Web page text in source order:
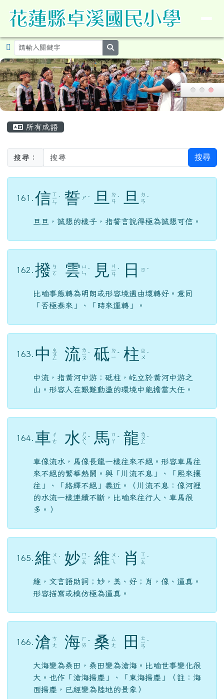
花蓮縣卓溪鄉卓溪國民小學暨附設
導覽列
所有成語
搜尋： 搜尋
161. 信 ㄒ
ㄧ
ㄣ
ˋ 誓 ㄕ ˋ 旦 ㄉ
ㄢ ˋ 旦 ㄉ
ㄢ ˋ
旦旦，誠懇的樣子，指誓言說得極為誠懇可信。
162. 撥 ㄅ
ㄛ
雲 ㄩ
ㄣ ˊ 見 ㄐ
ㄧ
ㄢ
ˋ 日 ㄖ ˋ
比喻事態轉為明朗或形容境遇由壞轉好。意同
「否極泰來」、「時來運轉」。
163. 中 ㄓ
ㄨ
ㄥ 流 ㄌ
ㄧ
ㄡ
ˊ 砥 ㄉ
ㄧ ˇ 柱 ㄓ
ㄨ ˋ
中流，指黃河中游；砥柱，屹立於黃河中游之
山。形容人在艱難動盪的環境中能擔當大任。
164. 車 ㄔ
ㄜ
水 ㄕ
ㄨ
ㄟ
ˇ 馬 ㄇ
ㄚ ˇ 龍 ㄌ
ㄨ
ㄥ
ˊ
車像流水，馬像長龍一樣往來不絕。形容車馬往
來不絕的繁華熱鬧。與「川流不息」、「熙來攘
往」、「絡繹不絕」義近。（川流不息：像河裡
的水流一樣連續不斷，比喻來往行人、車馬很
多。）
165. 維 ㄨ
ㄟ
ˊ 妙 ㄇ
ㄧ
ㄠ
ˋ 維 ㄨ
ㄟ
ˊ 肖 ㄒ
ㄧ
ㄠ
ˋ
維，文言語助詞；妙，美、好；肖，像、逼真。
形容描寫或模仿極為逼真。
166. 滄 ㄘ
ㄤ
海 ㄏ
ㄞ ˇ 桑 ㄙ
ㄤ
田 ㄊ
ㄧ
ㄢ
ˊ
大海變為桑田，桑田變為滄海。比喻世事變化很
大。也作「滄海揚塵」、「東海揚塵」（註：海
面揚塵，已經變為陸地的景象）